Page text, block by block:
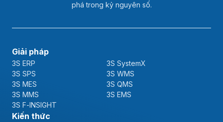
phá trong kỷ nguyên số.
Giải pháp
3S ERP
3S SystemX
3S SPS
3S WMS
3S MES
3S QMS
3S MMS
3S EMS
3S F-INSIGHT
Kiến thức